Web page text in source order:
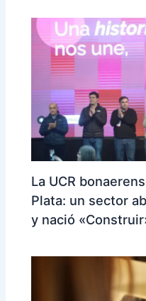
La UCR
Plata: un sector
y nació